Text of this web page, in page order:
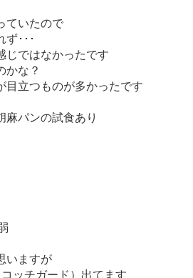
ていたので
ず･･･
じではなかったです
かな？
目立つものが多かったです
麻パンの試食あり
いますが
ッチガード）出てます